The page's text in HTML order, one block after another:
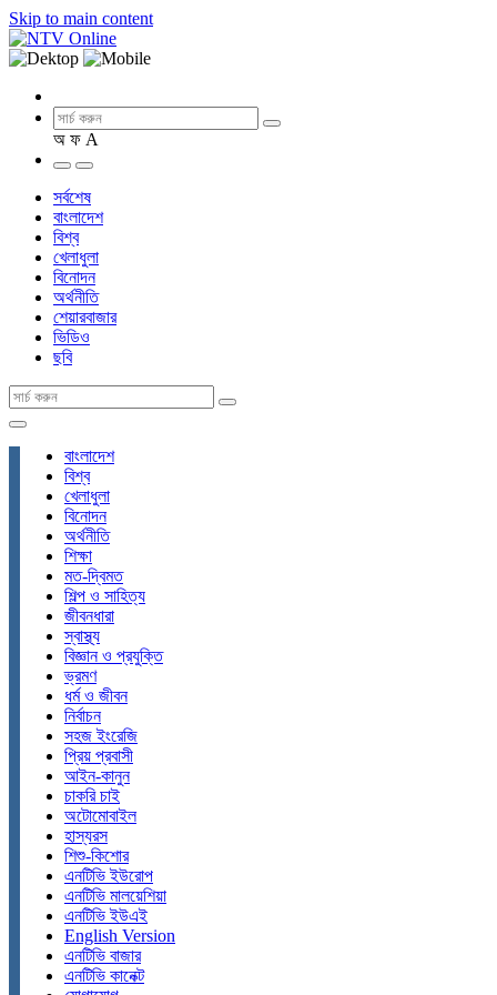
Skip to main content
অ ফ A
সর্বশেষ
বাংলাদেশ
বিশ্ব
খেলাধুলা
বিনোদন
অর্থনীতি
শেয়ারবাজার
ভিডিও
ছবি
বাংলাদেশ
বিশ্ব
খেলাধুলা
বিনোদন
অর্থনীতি
শিক্ষা
মত-দ্বিমত
শিল্প ও সাহিত্য
জীবনধারা
স্বাস্থ্য
বিজ্ঞান ও প্রযুক্তি
ভ্রমণ
ধর্ম ও জীবন
নির্বাচন
সহজ ইংরেজি
প্রিয় প্রবাসী
আইন-কানুন
চাকরি চাই
অটোমোবাইল
হাস্যরস
শিশু-কিশোর
এনটিভি ইউরোপ
এনটিভি মালয়েশিয়া
এনটিভি ইউএই
English Version
এনটিভি বাজার
এনটিভি কানেক্ট